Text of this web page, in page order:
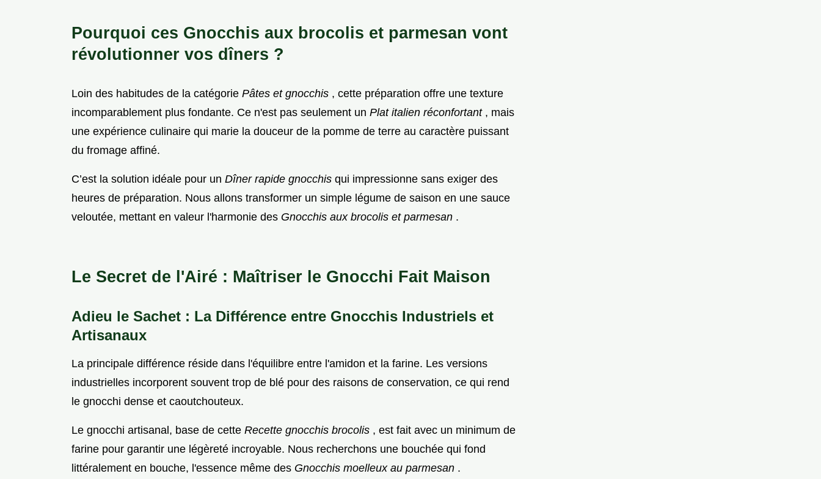
Pourquoi ces Gnocchis aux brocolis et parmesan vont
révolutionner vos dîners ?
Loin des habitudes de la catégorie Pâtes et gnocchis , cette préparation offre une texture
incomparablement plus fondante. Ce n'est pas seulement un Plat italien réconfortant , mais
une expérience culinaire qui marie la douceur de la pomme de terre au caractère puissant
du fromage affiné.
C’est la solution idéale pour un Dîner rapide gnocchis qui impressionne sans exiger des
heures de préparation. Nous allons transformer un simple légume de saison en une sauce
veloutée, mettant en valeur l'harmonie des Gnocchis aux brocolis et parmesan .
Le Secret de l'Airé : Maîtriser le Gnocchi Fait Maison
Adieu le Sachet : La Différence entre Gnocchis Industriels et
Artisanaux
La principale différence réside dans l'équilibre entre l'amidon et la farine. Les versions
industrielles incorporent souvent trop de blé pour des raisons de conservation, ce qui rend
le gnocchi dense et caoutchouteux.
Le gnocchi artisanal, base de cette Recette gnocchis brocolis , est fait avec un minimum de
farine pour garantir une légèreté incroyable. Nous recherchons une bouchée qui fond
littéralement en bouche, l'essence même des Gnocchis moelleux au parmesan .